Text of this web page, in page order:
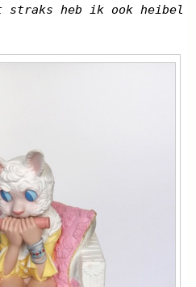
straks heb ik ook heibel